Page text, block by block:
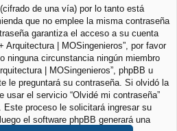
de una vía) por lo tanto está
que no emplee la misma contraseña
garantiza el acceso a su cuenta
Arquitectura | MOSingenieros”, por favor
ninguna circunstancia ningún miembro
| MOSingenieros”, phpBB u
le preguntará su contraseña. Si olvidó la
usar el servicio “Olvidé mi contraseña”
proceso le solicitará ingresar su
el software phpBB generará una